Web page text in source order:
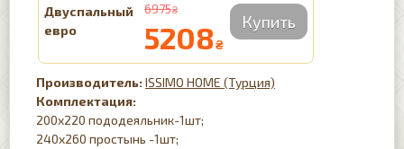
Двуспальный
евро
6975₴
5208₴
ISSIMO HOME (Турция)
Комплектация:
200х220 пододеяльник-1шт;
240х260 простынь -1шт;